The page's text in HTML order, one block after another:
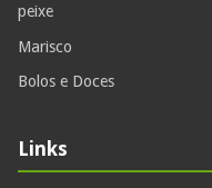
peixe
Marisco
Bolos e Doces
Links